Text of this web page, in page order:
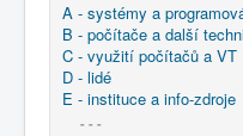
A - systémy a
B - počítače a další
C - využití počítačů a VT
D - lidé
E - instituce a info-zdroje
- - -